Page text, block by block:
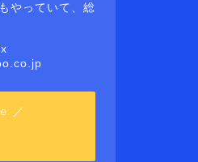
やっていて、総
／